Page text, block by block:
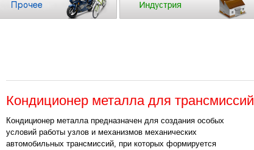
Кондиционер металла для трансмиссий
Кондиционер металла предназначен для создания особых
условий работы узлов и механизмов механических
автомобильных трансмиссий, при которых формируется